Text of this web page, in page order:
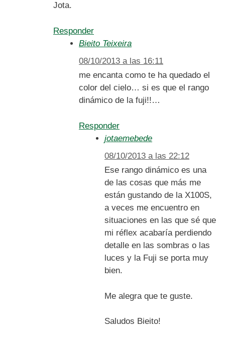
Jota.
Responder
Bieito Teixeira
08/10/2013 a las 16:11
me encanta como te ha quedado el
color del cielo… si es que el rango
dinámico de la fuji!!…
Responder
jotaemebede
08/10/2013 a las 22:12
Ese rango dinámico es una
de las cosas que más me
están gustando de la X100S,
a veces me encuentro en
situaciones en las que sé que
mi réflex acabaría perdiendo
detalle en las sombras o las
luces y la Fuji se porta muy
bien.
Me alegra que te guste.
Saludos Bieito!